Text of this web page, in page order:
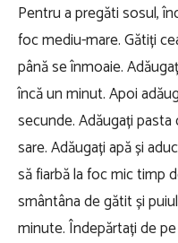
Pentru a pregăti sosul,
foc mediu-mare. Gătiți
până se înmoaie.
încă un minut. Apoi
secunde. Adăugați pasta
sare. Adăugați apă și
să fiarbă la foc mic timp
smântâna de gătit și
minute. Îndepărtați de